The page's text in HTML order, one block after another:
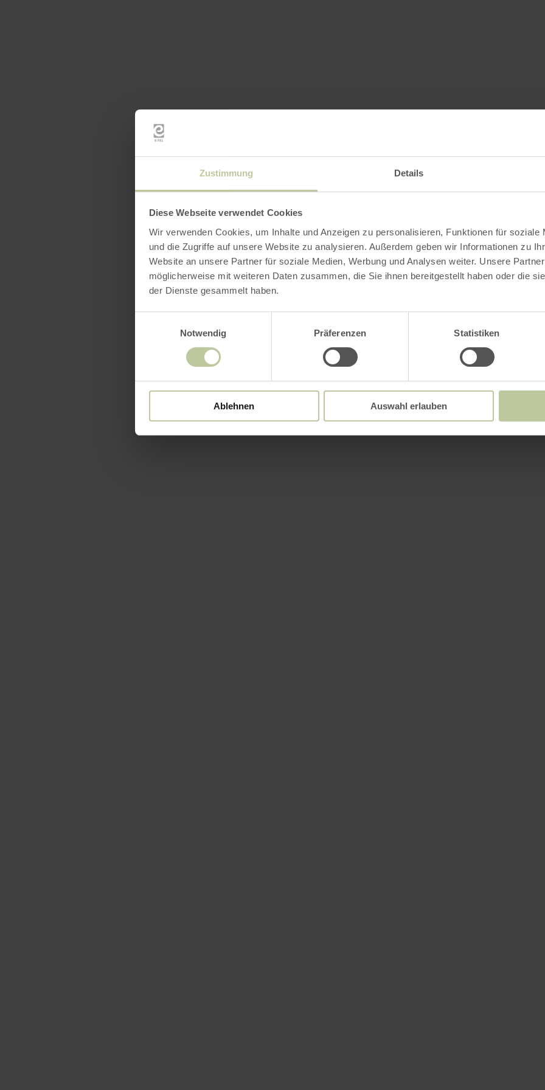
Zustimmung Details
Diese Webseite verwendet Cookies
Wir verwenden Cookies, um Inhalte und Anzeigen zu personalisieren, Funktionen für soziale
und die Zugriffe auf unsere Website zu analysieren. Außerdem geben wir Informationen zu
Website an unsere Partner für soziale Medien, Werbung und Analysen weiter. Unsere
möglicherweise mit weiteren Daten zusammen, die Sie ihnen bereitgestellt haben oder die
der Dienste gesammelt haben.
Notwendig
Präferenzen Statistiken
Ablehnen Auswahl erlauben